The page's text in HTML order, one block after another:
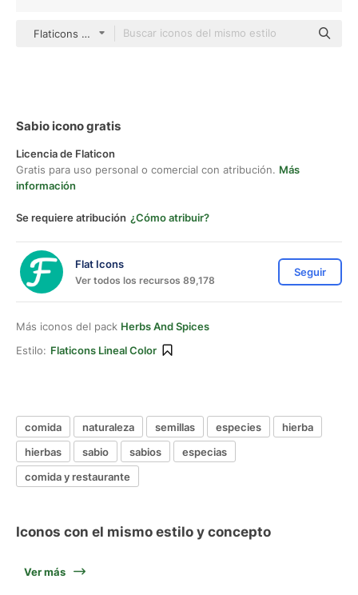
Flaticons Lineal Color
Sabio icono gratis
Licencia de Flaticon
Gratis para uso personal o comercial con atribución. Más
información
Se requiere atribución ¿Cómo atribuir?
Flat Icons
Ver todos los recursos 89,178
Seguir
Más iconos del pack Herbs And Spices
Estilo: Flaticons Lineal Color
comida naturaleza semillas especies
hierba
hierbas
sabio sabios
especias
comida y restaurante
Iconos con el mismo estilo y concepto
Ver más